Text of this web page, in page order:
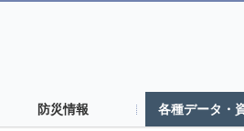
防災情報 各種データ・